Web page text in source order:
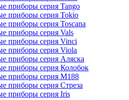
приборы серия Oxford
приборы серия Parma
приборы серия Polywood
приборы серия Provence
приборы серия Rimini
приборы серия Salsa
приборы серия Sapporo
приборы серия Signum
приборы серия Sophia
приборы серия Stella
приборы серия Tango